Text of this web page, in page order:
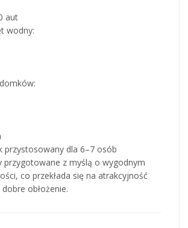
aut
wodny:
przystosowany dla 6–7 osób
przygotowane z myślą o wygodnym
co przekłada się na atrakcyjność
obłożenie.